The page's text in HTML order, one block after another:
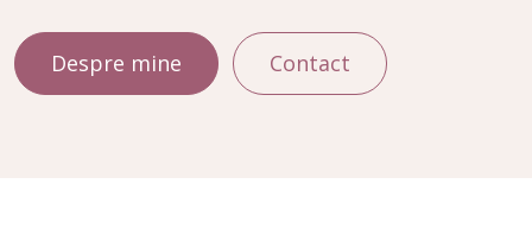
Despre mine Contact